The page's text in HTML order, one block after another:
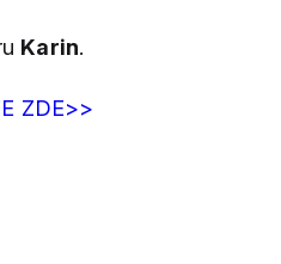
Karin.
ZDE>>